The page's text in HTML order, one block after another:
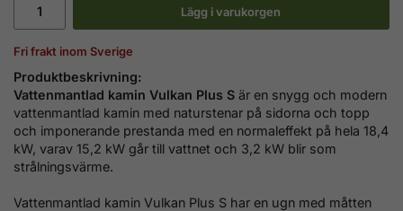
Lägg i varukorgen
Fri frakt inom Sverige
Produktbeskrivning:
Vattenmantlad kamin Vulkan Plus S är en snygg och modern
vattenmantlad kamin med naturstenar på sidorna och topp
och imponerande prestanda med en normaleffekt på hela 18,4
kW, varav 15,2 kW går till vattnet och 3,2 kW blir som
strålningsvärme.
Vattenmantlad kamin Vulkan Plus S har en ugn med måtten